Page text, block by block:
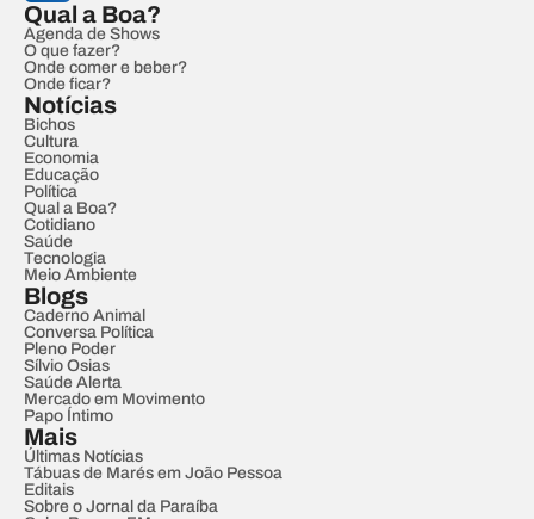
Qual a Boa?
Agenda de Shows
O que fazer?
Onde comer e beber?
Onde ficar?
Notícias
Bichos
Cultura
Economia
Educação
Política
Qual a Boa?
Cotidiano
Saúde
Tecnologia
Meio Ambiente
Blogs
Caderno Animal
Conversa Política
Pleno Poder
Sílvio Osias
Saúde Alerta
Mercado em Movimento
Papo Íntimo
Mais
Últimas Notícias
Tábuas de Marés em João Pessoa
Editais
Sobre o Jornal da Paraíba